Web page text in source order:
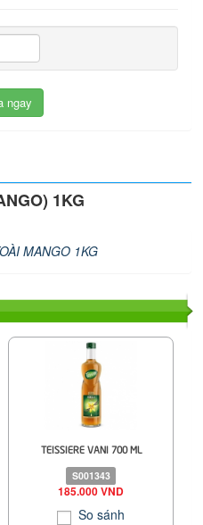
ngay
1KG
MANGO 1KG
TEISSIERE VANI 700 ML
S001343
185.000 VND
So sánh